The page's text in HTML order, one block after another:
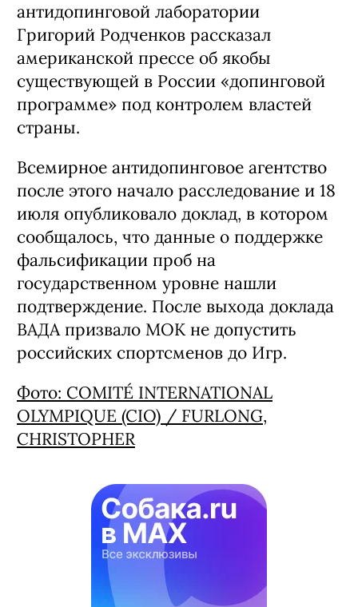
антидопинговой лаборатории
Григорий Родченков рассказал
американской прессе об якобы
существующей в России «допинговой
программе» под контролем властей
страны.
Всемирное антидопинговое агентство
после этого начало расследование и 18
июля опубликовало доклад, в котором
сообщалось, что данные о поддержке
фальсификации проб на
государственном уровне нашли
подтверждение. После выхода доклада
ВАДА призвало МОК не допустить
российских спортсменов до Игр.
Фото: COMITÉ INTERNATIONAL
OLYMPIQUE (CIO) / FURLONG,
CHRISTOPHER